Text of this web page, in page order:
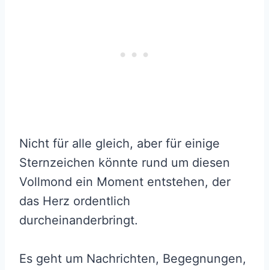
Nicht für alle gleich, aber für einige
Sternzeichen könnte rund um diesen
Vollmond ein Moment entstehen, der
das Herz ordentlich
durcheinanderbringt.
Es geht um Nachrichten, Begegnungen,